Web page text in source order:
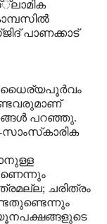
പാണക്കാട്
ധൈര്യപൂര്‍വം
പറഞ്ഞു.
സാംസ്‌കാരിക
ചരിത്രം